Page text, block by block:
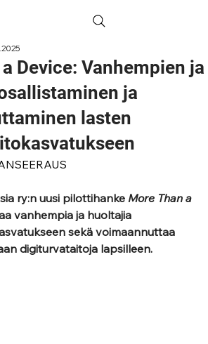
Device: Vanhempien ja
ja
lasten
ry:n uusi pilottihanke More Than a
vanhempia ja huoltajia
sekä voimaannuttaa
digiturvataitoja lapsilleen.